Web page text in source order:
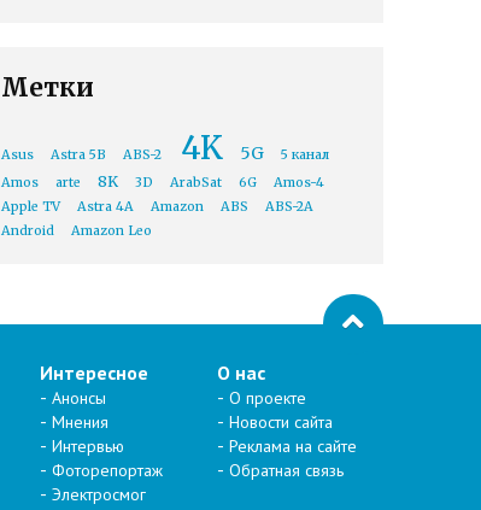
Метки
Asus Astra 5B ABS-2 4K 5G
5 канал
Amos
arte 8K 3D ArabSat 6G
Amos-4
Apple TV
Astra 4A Amazon ABS
ABS-2A
Android
Amazon Leo
Интересное
Анонсы
Мнения
Интервью
Фоторепортаж
Электросмог
О нас
О проекте
Новости сайта
Реклама на сайте
Обратная связь